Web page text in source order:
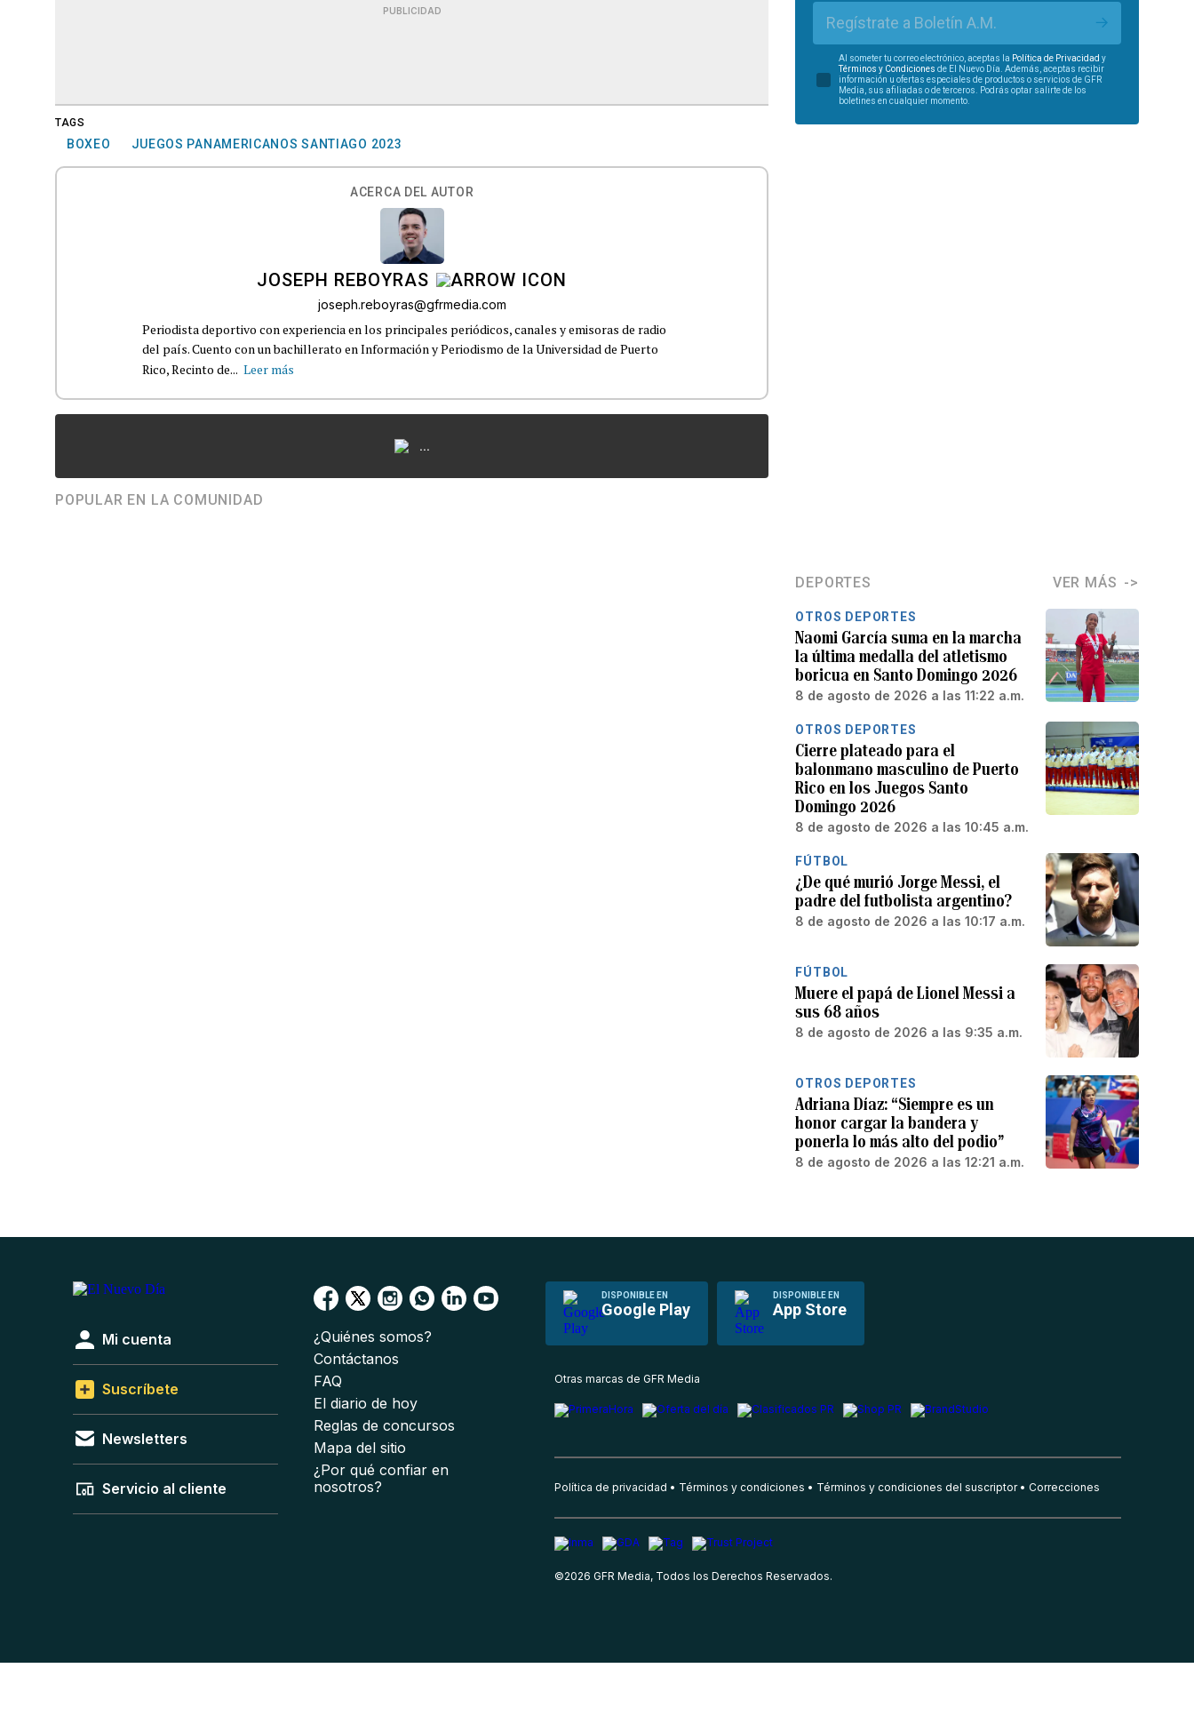
PUBLICIDAD
TAGS
BOXEO JUEGOS PANAMERICANOS SANTIAGO 2023
ACERCA DEL AUTOR
JOSEPH REBOYRAS
joseph.reboyras@gfrmedia.com
Periodista deportivo con experiencia en los principales periódicos, canales y emisoras de radio
del país. Cuento con un bachillerato en Información y Periodismo de la Universidad de Puerto
Rico, Recinto de... Leer más
...
POPULAR EN LA COMUNIDAD
Regístrate a Boletín A.M.
Al someter tu correo electrónico, aceptas la Política de Privacidad y
Términos y Condiciones de El Nuevo Día. Además, aceptas recibir
información u ofertas especiales de productos o servicios de GFR
Media, sus afiliadas o de terceros. Podrás optar salirte de los
boletines en cualquier momento.
DEPORTES VER MÁS
OTROS DEPORTES
Naomi García suma en la marcha
la última medalla del atletismo
boricua en Santo Domingo 2026
8 de agosto de 2026 a las 11:22 a.m.
OTROS DEPORTES
Cierre plateado para el
balonmano masculino de Puerto
Rico en los Juegos Santo
Domingo 2026
8 de agosto de 2026 a las 10:45 a.m.
FÚTBOL
¿De qué murió Jorge Messi, el
padre del futbolista argentino?
8 de agosto de 2026 a las 10:17 a.m.
FÚTBOL
Muere el papá de Lionel Messi a
sus 68 años
8 de agosto de 2026 a las 9:35 a.m.
OTROS DEPORTES
Adriana Díaz: “Siempre es un
honor cargar la bandera y
ponerla lo más alto del podio”
8 de agosto de 2026 a las 12:21 a.m.
DISPONIBLE EN
Google Play
DISPONIBLE EN
App Store
Mi cuenta
Suscríbete
Newsletters
Servicio al cliente
¿Quiénes somos?
Contáctanos
FAQ
El diario de hoy
Reglas de concursos
Mapa del sitio
¿Por qué confiar en
nosotros?
Otras marcas de GFR Media
Política de privacidad Términos y condiciones Términos y condiciones del suscriptor Correcciones
©2026 GFR Media, Todos los Derechos Reservados.